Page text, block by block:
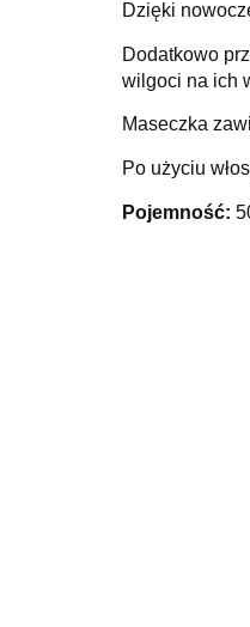
Dzięki
Dodatkowo
wilgoci na ich
Maseczka
Po użyciu
Pojemność: